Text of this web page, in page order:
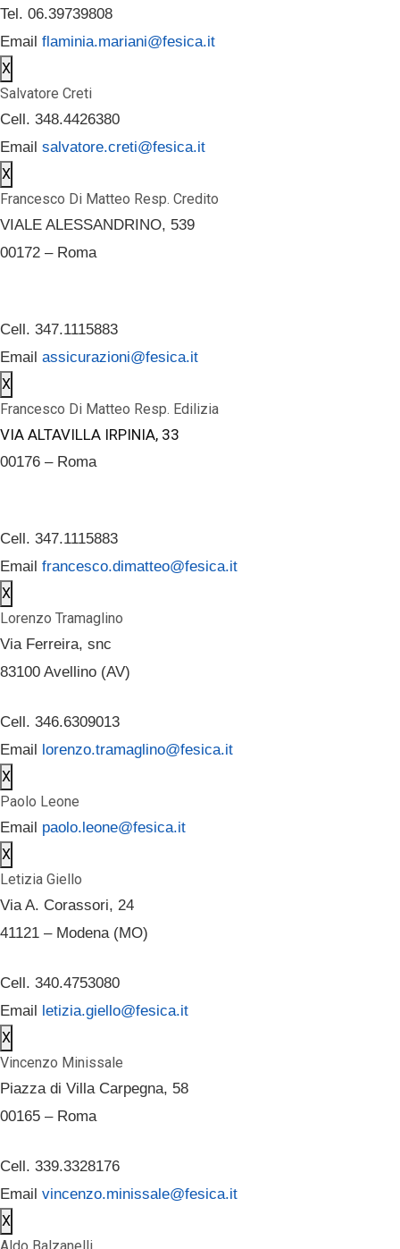
Tel. 06.39739808
Email flaminia.mariani@fesica.it
X
Salvatore Creti
Cell. 348.4426380
Email salvatore.creti@fesica.it
X
Francesco Di Matteo Resp. Credito
VIALE ALESSANDRINO, 539
00172 – Roma
Cell. 347.1115883
Email assicurazioni@fesica.it
X
Francesco Di Matteo Resp. Edilizia
VIA ALTAVILLA IRPINIA, 33
00176 – Roma
Cell. 347.1115883
Email francesco.dimatteo@fesica.it
X
Lorenzo Tramaglino
Via Ferreira, snc
83100 Avellino (AV)
Cell. 346.6309013
Email lorenzo.tramaglino@fesica.it
X
Paolo Leone
Email paolo.leone@fesica.it
X
Letizia Giello
Via A. Corassori, 24
41121 – Modena (MO)
Cell. 340.4753080
Email letizia.giello@fesica.it
X
Vincenzo Minissale
Piazza di Villa Carpegna, 58
00165 – Roma
Cell. 339.3328176
Email vincenzo.minissale@fesica.it
X